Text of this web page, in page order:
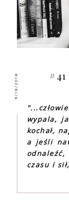
9/18/2018
wypala,
kochał,
a jeśli
czasu i